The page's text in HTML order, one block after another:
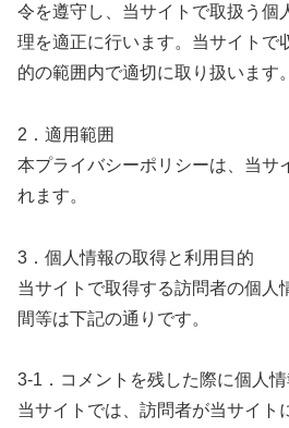
令を遵守し、当サイトで取扱う個
理を適正に行います。当サイトで
的の範囲内で適切に取り扱います。
2．適用範囲
本プライバシーポリシーは、当サ
れます。
3．個人情報の取得と利用目的
当サイトで取得する訪問者の個人
間等は下記の通りです。
3-1．コメントを残した際に個人
当サイトでは、訪問者が当サイト